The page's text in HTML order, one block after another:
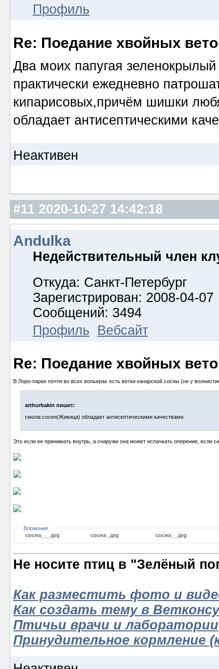
Профиль
Re: Поедание хвойных
Два моих папугая
практически ежедневно
кипарисовых,причём шишки
обладает антисептическими
Неактивен
#11 2020-10-27 14:42:18
Andulka
Недействительный член
Откуда: Санкт-Петербург
Зарегистрирован: 2008-04-07
Сообщений: 3494
Профиль
Вебсайт
Re: Поедание хвойных
В Лоро-парке почти во всех вольерах есть ветки канарской сосны (не у
arthurbakin пишет:
смола сосен(Живица) обладает антисептическими качествами.
Это если ее принимать внутрь, а снаружи она может испачкать оперение, если
Вложения
сосна___.jpg
сосна_.jpg сосна__.jpg
Не носите птиц в "Зелёный
Как разместить фото и
Как создать тему в
Птичьи врачи и лаборатории
Принудительное кормление